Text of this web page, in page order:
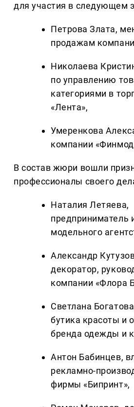
для участия в следующем
Петрова Злата,
продажам
Николаева
по управлению
категориями в
«Лента»,
Умеренкова
компании
В состав жюри вошли
профессионалы своего
Наталия Летяева,
предприниматель
модельного
Александр
декоратор,
компании «Флора
Светлана
бутика красоты и
бренда одежды и
Антон Бабинцев,
рекламно-
фирмы «Бипринт»,